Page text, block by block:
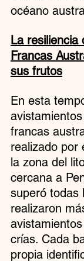
océano
La resiliencia
Francas
sus frutos
En esta
francas
realizado por
la zona del
cercana a
superó todas
realizaron
crías. Cada
propia